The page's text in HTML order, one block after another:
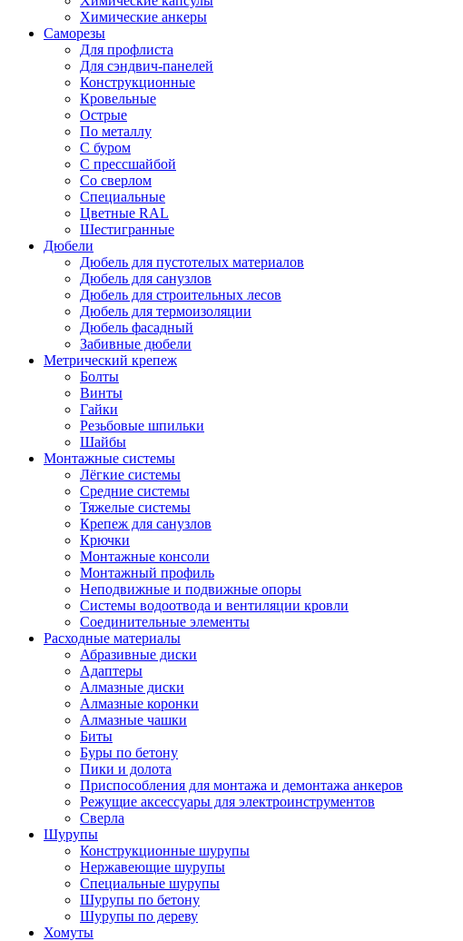
Химические анкеры
Саморезы
Для профлиста
Для сэндвич-панелей
Конструкционные
Кровельные
Острые
По металлу
С буром
С прессшайбой
Со сверлом
Специальные
Цветные RAL
Шестигранные
Дюбели
Дюбель для пустотелых материалов
Дюбель для санузлов
Дюбель для строительных лесов
Дюбель для термоизоляции
Дюбель фасадный
Забивные дюбели
Метрический крепеж
Болты
Винты
Гайки
Резьбовые шпильки
Шайбы
Монтажные системы
Лёгкие системы
Средние системы
Тяжелые системы
Крепеж для санузлов
Крючки
Монтажные консоли
Монтажный профиль
Неподвижные и подвижные опоры
Системы водоотвода и вентиляции кровли
Соединительные элементы
Расходные материалы
Абразивные диски
Адаптеры
Алмазные диски
Алмазные коронки
Алмазные чашки
Биты
Буры по бетону
Пики и долота
Приспособления для монтажа и демонтажа анкеров
Режущие аксессуары для электроинструментов
Сверла
Шурупы
Конструкционные шурупы
Нержавеющие шурупы
Специальные шурупы
Шурупы по бетону
Шурупы по дереву
Хомуты